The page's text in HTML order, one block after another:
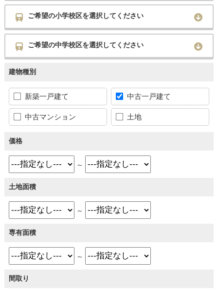
ご希望の小学校区を選択してください
ご希望の中学校区を選択してください
建物種別
新築一戸建て 中古一戸建て
中古マンション 土地
価格
～
土地面積
～
専有面積
～
間取り